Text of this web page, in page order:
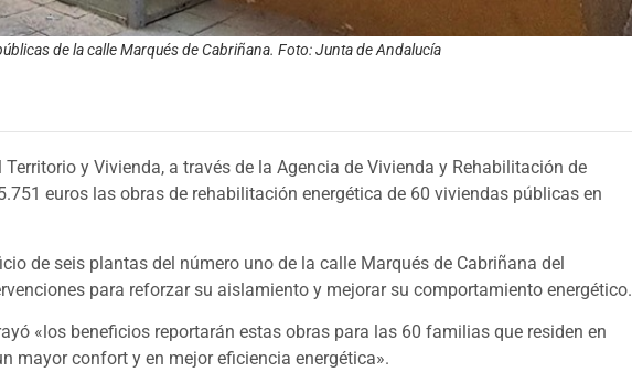
de la calle Marqués de Cabriñana. Foto: Junta de Andalucía
y Vivienda, a través de la Agencia de Vivienda y Rehabilitación de
euros las obras de rehabilitación energética de 60 viviendas públicas en
de seis plantas del número uno de la calle Marqués de Cabriñana del
para reforzar su aislamiento y mejorar su comportamiento energético.
«los beneficios reportarán estas obras para las 60 familias que residen en
mayor confort y en mejor eficiencia energética».